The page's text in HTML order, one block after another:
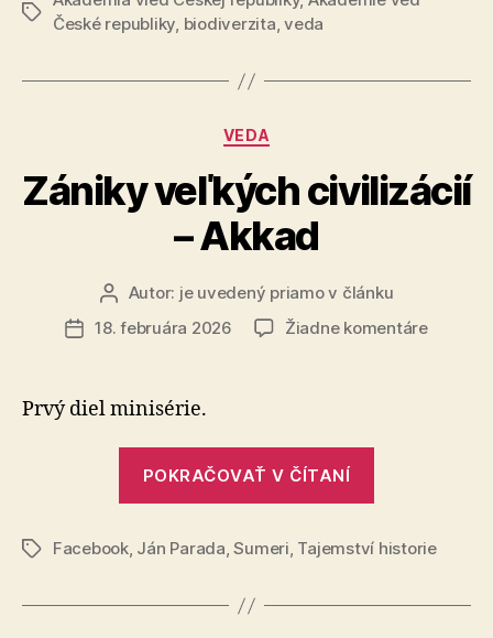
Značky
České republiky, biodiverzita,veda
Kategórie
VEDA
Zániky veľkých civilizácií
– Akkad
Autor
článku
Autor: je uvedený priamo v článku
Dátum
18. februára 2026 Žiadne komentárena
Prvý diel minisérie.
POKRAČOVAŤ V ČÍTANÍ
–
ZnačkyFacebook, Ján Parada,Sumeri, Tajemství historie